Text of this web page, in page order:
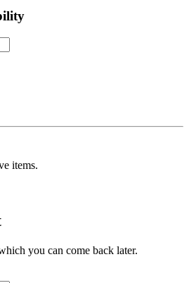
items.
you can come back later.